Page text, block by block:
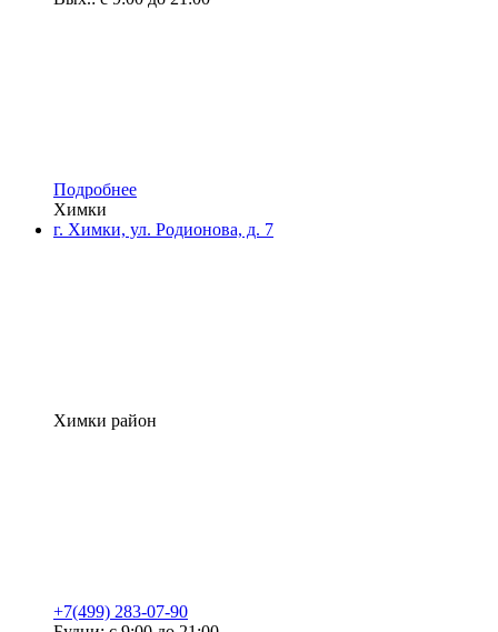
Подробнее
Химки
г. Химки, ул. Родионова, д. 7
Химки район
+7(499) 283-07-90